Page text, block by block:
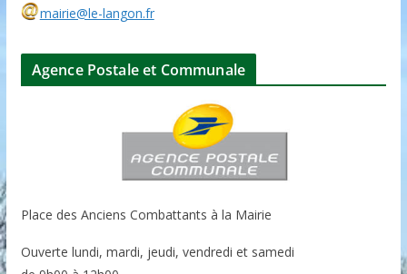
mairie@le-langon.fr
Agence Postale et Communale
Place des Anciens Combattants à la Mairie
Ouverte lundi, mardi, jeudi, vendredi et samedi